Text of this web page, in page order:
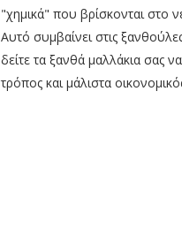
"χημικά" που βρίσκονται στο
Αυτό συμβαίνει στις
δείτε τα ξανθά μαλλάκια σας
τρόπος και μάλιστα